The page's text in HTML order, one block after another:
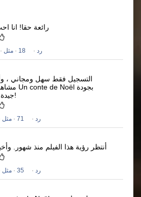
رائعة حقا! انا
رد ·
18
· مثل · 5 دقائق مضت
التسجيل فقط سهل ومجاني ،
Un conte de Noël
شكرا جزيلا!
رد ·
71
· مثل
أنتظر رؤية هذا الفيلم منذ شهور.
رد ·
35
· مثل